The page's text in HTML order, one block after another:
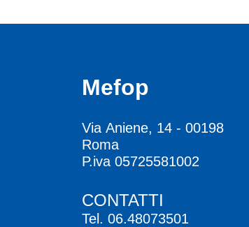
Mefop
Via Aniene, 14 - 00198
Roma
P.iva 05725581002
CONTATTI
Tel. 06.48073501